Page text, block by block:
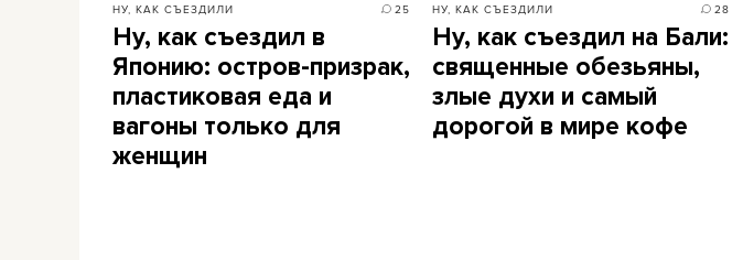
НУ, КАК СЪЕЗДИЛИ 25
Ну, как съездил в
Японию: остров-призрак,
пластиковая еда и
вагоны только для
женщин
НУ, КАК СЪЕЗДИЛИ 28
Ну, как съездил на Бали:
священные обезьяны,
злые духи и самый
дорогой в мире кофе